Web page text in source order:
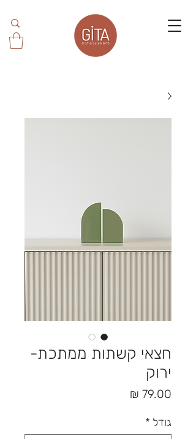
חצאי קשתות ממתכת-
ירוק
גודל *